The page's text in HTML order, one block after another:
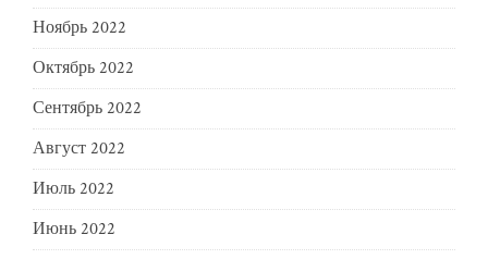
Ноябрь 2022
Октябрь 2022
Сентябрь 2022
Август 2022
Июль 2022
Июнь 2022